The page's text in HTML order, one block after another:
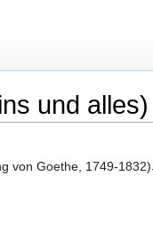
und alles)
von Goethe, 1749-1832)